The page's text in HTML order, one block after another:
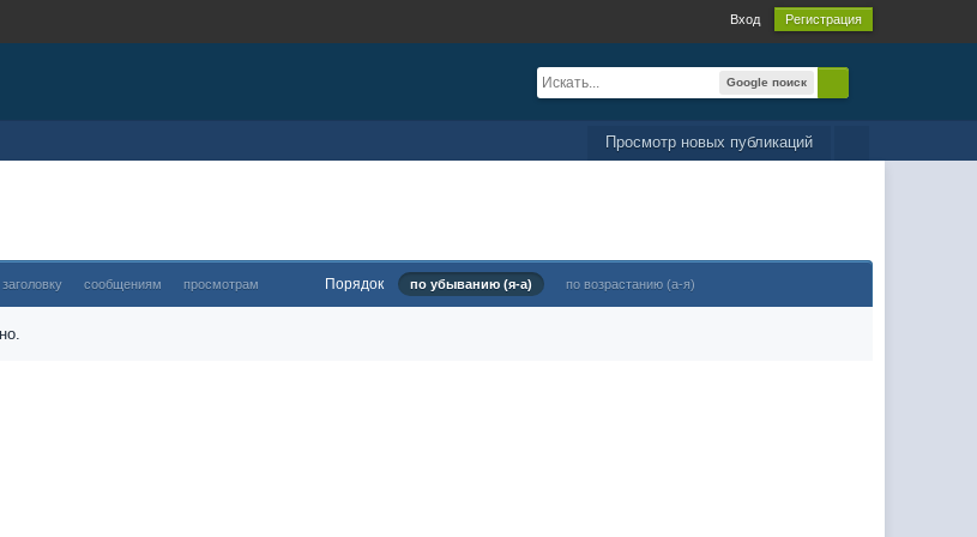
Вход Регистрация
Google поиск
Просмотр новых публикаций
заголовку сообщениям просмотрам Порядок по убыванию (я-а) по возрастанию (а-я)